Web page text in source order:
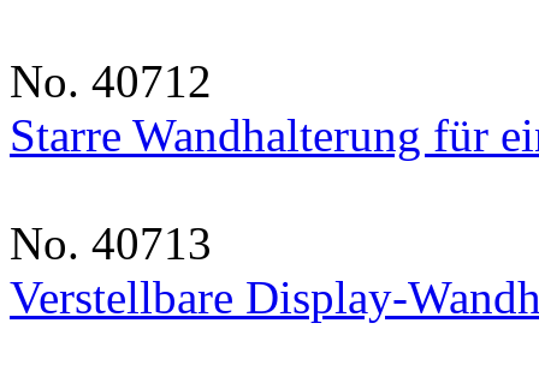
No. 40712
Starre Wandhalterung für
No. 40713
Verstellbare Display-